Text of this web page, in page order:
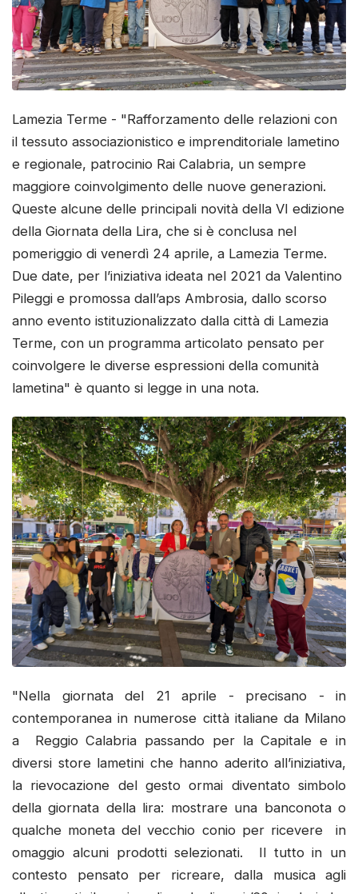
Lamezia Terme - "Rafforzamento delle relazioni con
il tessuto associazionistico e imprenditoriale lametino
e regionale, patrocinio Rai Calabria, un sempre
maggiore coinvolgimento delle nuove generazioni.
Queste alcune delle principali novità della VI edizione
della Giornata della Lira, che si è conclusa nel
pomeriggio di venerdì 24 aprile, a Lamezia Terme.
Due date, per l’iniziativa ideata nel 2021 da Valentino
Pileggi e promossa dall’aps Ambrosia, dallo scorso
anno evento istituzionalizzato dalla città di Lamezia
Terme, con un programma articolato pensato per
coinvolgere le diverse espressioni della comunità
lametina" è quanto si legge in una nota.
"Nella giornata del 21 aprile - precisano - in
contemporanea in numerose città italiane da Milano
a Reggio Calabria passando per la Capitale e in
diversi store lametini che hanno aderito all’iniziativa,
la rievocazione del gesto ormai diventato simbolo
della giornata della lira: mostrare una banconota o
qualche moneta del vecchio conio per ricevere in
omaggio alcuni prodotti selezionati. Il tutto in un
contesto pensato per ricreare, dalla musica agli